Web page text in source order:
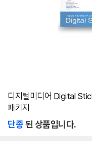
디지털미디어 Digital
패키지
단종된 상품입니다.